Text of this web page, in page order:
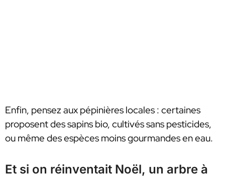
Enfin, pensez aux pépinières locales : certaines
proposent des sapins bio, cultivés sans pesticides,
ou même des espèces moins gourmandes en eau.
Et si on réinventait Noël, un arbre à